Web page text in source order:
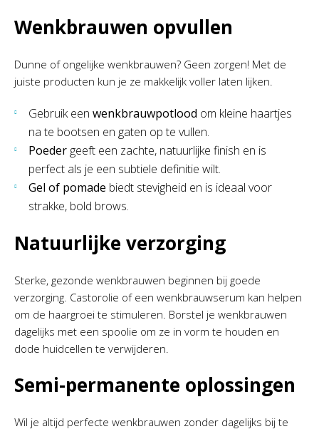
Wenkbrauwen opvullen
Dunne of ongelijke wenkbrauwen? Geen zorgen! Met de
juiste producten kun je ze makkelijk voller laten lijken.
Gebruik een wenkbrauwpotlood om kleine haartjes
na te bootsen en gaten op te vullen.
Poeder geeft een zachte, natuurlijke finish en is
perfect als je een subtiele definitie wilt.
Gel of pomade biedt stevigheid en is ideaal voor
strakke, bold brows.
Natuurlijke verzorging
Sterke, gezonde wenkbrauwen beginnen bij goede
verzorging. Castorolie of een wenkbrauwserum kan helpen
om de haargroei te stimuleren. Borstel je wenkbrauwen
dagelijks met een spoolie om ze in vorm te houden en
dode huidcellen te verwijderen.
Semi-permanente oplossingen
Wil je altijd perfecte wenkbrauwen zonder dagelijks bij te